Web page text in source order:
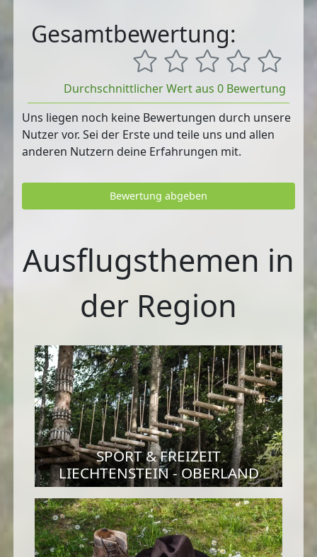
Gesamtbewertung:
Durchschnittlicher Wert aus 0 Bewertung
Uns liegen noch keine Bewertungen durch unsere
Nutzer vor. Sei der Erste und teile uns und allen
anderen Nutzern deine Erfahrungen mit.
Bewertung abgeben
Ausflugsthemen in
der Region
SPORT & FREIZEIT
LIECHTENSTEIN - OBERLAND